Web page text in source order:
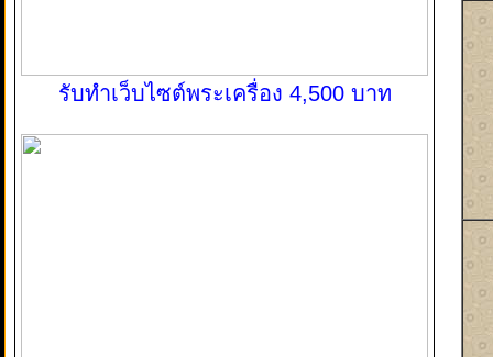
รับทำเว็บไซต์พระเครื่อง 4,500 บาท